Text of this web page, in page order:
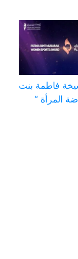
فاطمة بنت
المرأة “